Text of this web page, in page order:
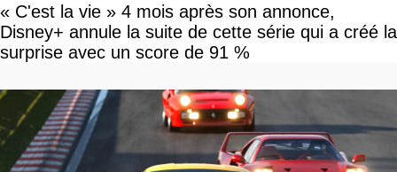
« C'est la vie » 4 mois après son annonce,
Disney+ annule la suite de cette série qui a créé la
surprise avec un score de 91 %